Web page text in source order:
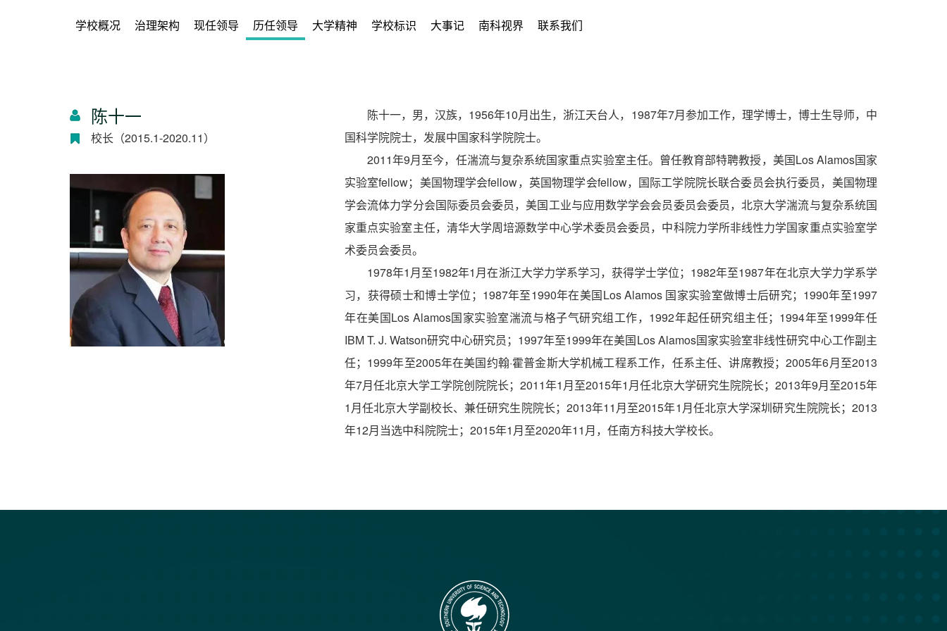
学校概况 治理架构 现任领导 历任领导 大学精神 学校标识 大事记 南科视界 联系我们
陈十一
校长（2015.1-2020.11）
陈十一，男，汉族，1956年10月出生，浙江天台人，1987年7月参加工作，理学博士，博士生导师，中
国科学院院士，发展中国家科学院院士。
2011年9月至今，任湍流与复杂系统国家重点实验室主任。曾任教育部特聘教授，美国Los Alamos国家
实验室fellow；美国物理学会fellow，英国物理学会fellow，国际工学院院长联合委员会执行委员，美国物理
学会流体力学分会国际委员会委员，美国工业与应用数学学会会员委员会委员，北京大学湍流与复杂系统国
家重点实验室主任，清华大学周培源数学中心学术委员会委员，中科院力学所非线性力学国家重点实验室学
术委员会委员。
1978年1月至1982年1月在浙江大学力学系学习，获得学士学位；1982年至1987年在北京大学力学系学
习，获得硕士和博士学位；1987年至1990年在美国Los Alamos 国家实验室做博士后研究；1990年至1997
年在美国Los Alamos国家实验室湍流与格子气研究组工作，1992年起任研究组主任；1994年至1999年任
IBM T. J. Watson研究中心研究员；1997年至1999年在美国Los Alamos国家实验室非线性研究中心工作副主
任；1999年至2005年在美国约翰·霍普金斯大学机械工程系工作，任系主任、讲席教授；2005年6月至2013
年7月任北京大学工学院创院院长；2011年1月至2015年1月任北京大学研究生院院长；2013年9月至2015年
1月任北京大学副校长、兼任研究生院院长；2013年11月至2015年1月任北京大学深圳研究生院院长；2013
年12月当选中科院院士；2015年1月至2020年11月，任南方科技大学校长。